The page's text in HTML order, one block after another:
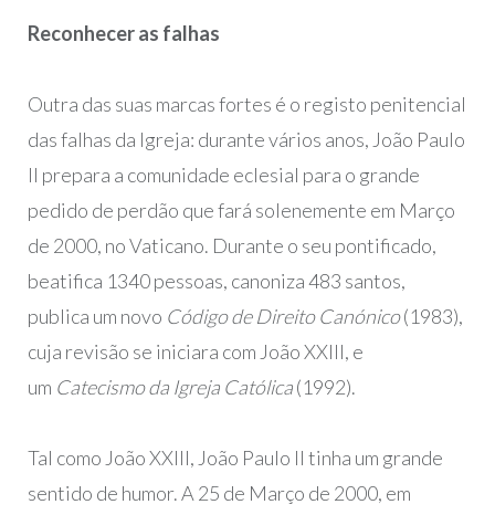
Reconhecer as falhas
Outra das suas marcas fortes é o registo penitencial
das falhas da Igreja: durante vários anos, João Paulo
II prepara a comunidade eclesial para o grande
pedido de perdão que fará solenemente em Março
de 2000, no Vaticano. Durante o seu pontificado,
beatifica 1340 pessoas, canoniza 483 santos,
publica um novo Código de Direito Canónico(1983),
cuja revisão se iniciara com João XXIII, e
um Catecismo da Igreja Católica(1992).
Tal como João XXIII, João Paulo II tinha um grande
sentido de humor. A 25 de Março de 2000, em